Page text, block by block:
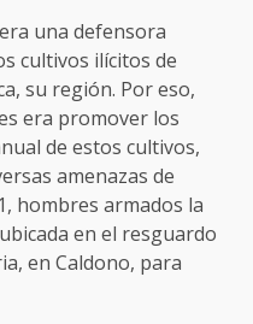
una defensora
cultivos ilícitos de
su región. Por eso,
era promover los
de estos cultivos,
amenazas de
hombres armados la
en el resguardo
en Caldono, para